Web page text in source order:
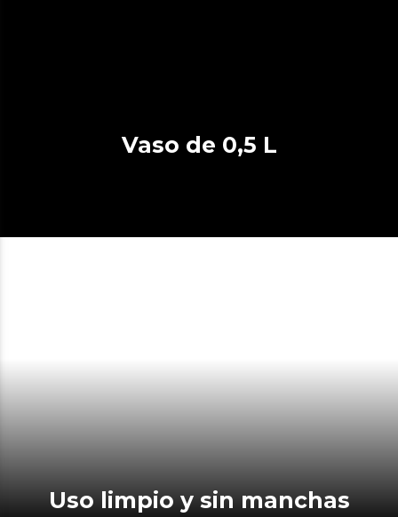
Vaso de 0,5 L
Uso limpio y sin manchas